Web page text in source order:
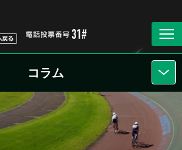
コラム